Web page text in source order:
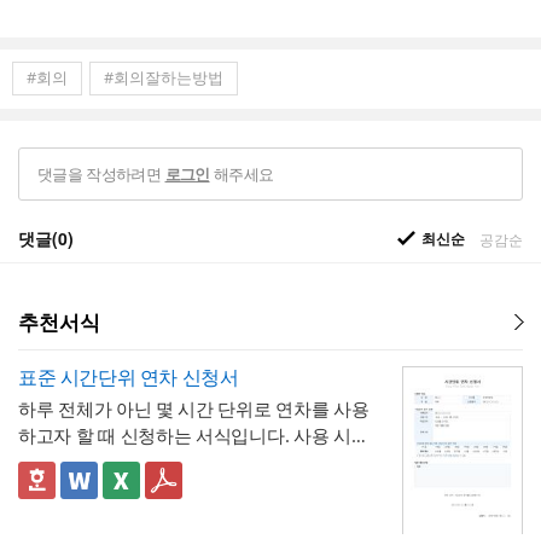
#회의 #회의잘하는방법
댓글을 작성하려면 로그인 해주세요
댓글(0) 최신순 공감순
추천서식
표준 시간단위 연차 신청서
하루 전체가 아닌 몇 시간 단위로 연차를 사용
하고자 할 때 신청하는 서식입니다. 사용 시간
을 연차 일수로 환산하는 기준표를 계약서 자
체에 포함하고 있어, 신청자와 승인자 모두 몇
✅ 이 서식의 구성 특징